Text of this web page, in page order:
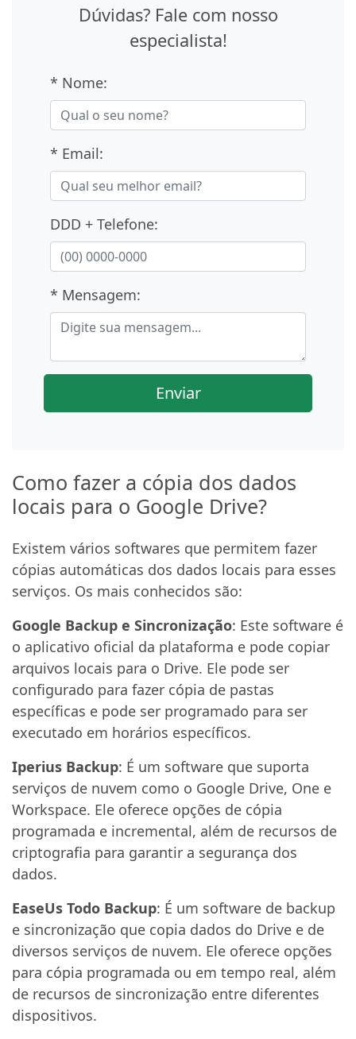
Dúvidas? Fale com nosso
especialista!
* Nome:
* Email:
DDD + Telefone:
* Mensagem:
Enviar
Como fazer a cópia dos dados
locais para o Google Drive?
Existem vários softwares que permitem fazer
cópias automáticas dos dados locais para esses
serviços. Os mais conhecidos são:
Google Backup e Sincronização: Este software é
o aplicativo oficial da plataforma e pode copiar
arquivos locais para o Drive. Ele pode ser
configurado para fazer cópia de pastas
específicas e pode ser programado para ser
executado em horários específicos.
Iperius Backup: É um software que suporta
serviços de nuvem como o Google Drive, One e
Workspace. Ele oferece opções de cópia
programada e incremental, além de recursos de
criptografia para garantir a segurança dos
dados.
EaseUs Todo Backup: É um software de backup
e sincronização que copia dados do Drive e de
diversos serviços de nuvem. Ele oferece opções
para cópia programada ou em tempo real, além
de recursos de sincronização entre diferentes
dispositivos.